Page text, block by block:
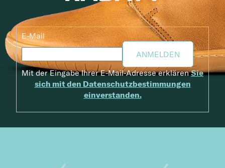
E-Mail
ANMELDEN
Mit der Eingabe Ihrer E-Mail-Adresse erklärenSie
sich mit den Datenschutzbestimmungen
einverstanden.